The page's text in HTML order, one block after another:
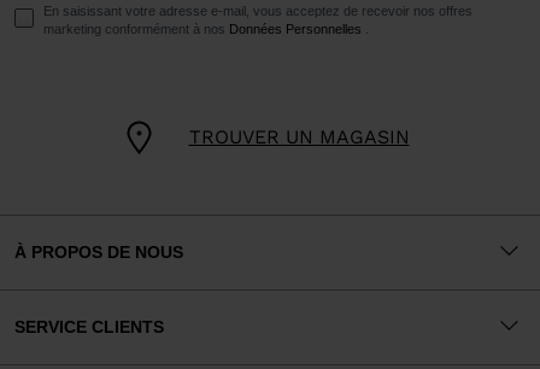
TROUVER UN MAGASIN
En saisissant votre adresse e-mail, vous acceptez de recevoir nos offres
marketing conformément à nos Données Personnelles .
À PROPOS DE NOUS
SERVICE CLIENTS